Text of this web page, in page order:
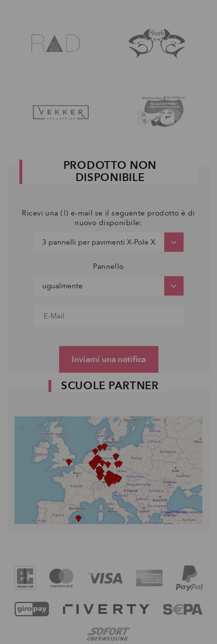
PRODOTTO NON
DISPONIBILE
Ricevi una (!) e-mail se il seguente prodotto è di
nuovo disponibile:
Pannello
Inviami una notifica
SCUOLE PARTNER